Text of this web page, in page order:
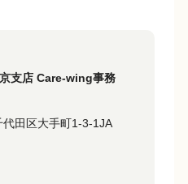
支店 Care-wing事務
田区大手町1-3-1JA